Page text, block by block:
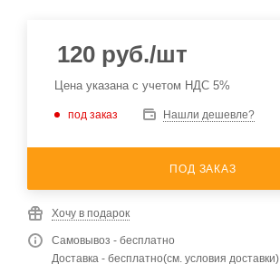
120 руб./шт
Цена указана с учетом НДС 5%
под заказ Нашли дешевле?
ПОД ЗАКАЗ
Хочу в подарок
Самовывоз - бесплатно
Доставка - бесплатно(см. условия доставки)